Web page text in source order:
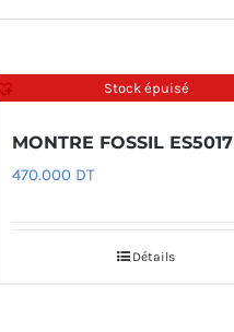
Stock épuisé
MONTRE FOSSIL ES5017
470.000 DT
Détails